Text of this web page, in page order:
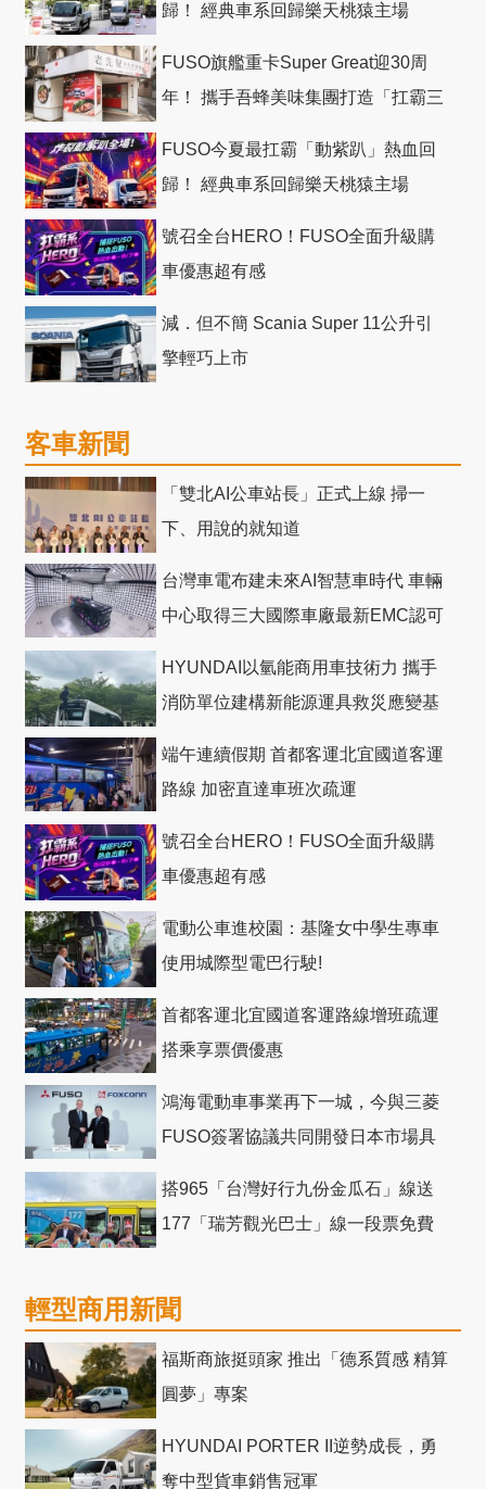
歸！ 經典車系回歸樂天桃猿主場
FUSO旗艦重卡Super Great迎30周
年！ 攜手吾蜂美味集團打造「扛霸三
FUSO今夏最扛霸「動紫趴」熱血回
歸！ 經典車系回歸樂天桃猿主場
號召全台HERO！FUSO全面升級購
車優惠超有感
減．但不簡 Scania Super 11公升引
擎輕巧上市
客車新聞
「雙北AI公車站長」正式上線 掃一
下、用說的就知道
台灣車電布建未來AI智慧車時代 車輛
中心取得三大國際車廠最新EMC認可
HYUNDAI以氫能商用車技術力 攜手
消防單位建構新能源運具救災應變基
端午連續假期 首都客運北宜國道客運
路線 加密直達車班次疏運
號召全台HERO！FUSO全面升級購
車優惠超有感
電動公車進校園：基隆女中學生專車
使用城際型電巴行駛!
首都客運北宜國道客運路線增班疏運
搭乘享票價優惠
鴻海電動車事業再下一城，今與三菱
FUSO簽署協議共同開發日本市場具
搭965「台灣好行九份金瓜石」線送
177「瑞芳觀光巴士」線一段票免費
輕型商用新聞
福斯商旅挺頭家 推出「德系質感 精算
圓夢」專案
HYUNDAI PORTER II逆勢成長，勇
奪中型貨車銷售冠軍